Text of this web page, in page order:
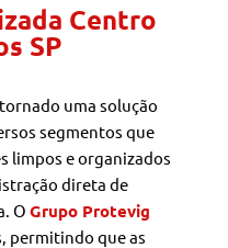
Centro
SP
uma solução
segmentos que
limpos e organizados
direta de
OGrupo Protevig
permitindo que as